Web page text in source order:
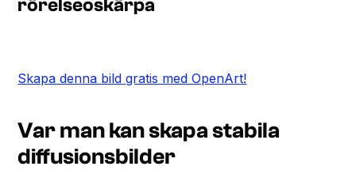
rörelseoskärpa
Skapa denna bild gratis med OpenArt!
Var man kan skapa stabila
diffusionsbilder